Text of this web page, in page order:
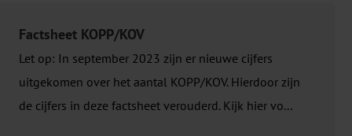
Factsheet KOPP/KOV
Let op: In september 2023 zijn er nieuwe cijfers
uitgekomen over het aantal KOPP/KOV. Hierdoor zijn
de cijfers in deze factsheet verouderd. Kijk hier vo...